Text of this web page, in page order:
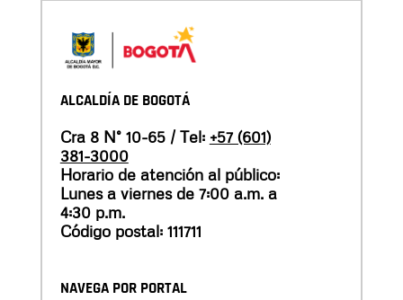
ALCALDÍA DE BOGOTÁ
Cra 8 N° 10-65 / Tel: +57 (601)
381-3000
Horario de atención al público:
Lunes a viernes de 7:00 a.m. a
4:30 p.m.
Código postal: 111711
NAVEGA POR PORTAL